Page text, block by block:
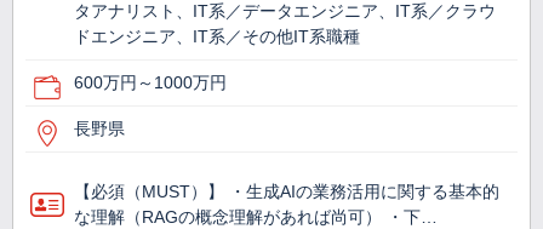
タアナリスト、IT系／データエンジニア、IT系／クラウ
ドエンジニア、IT系／その他IT系職種
600万円～1000万円
長野県
【必須（MUST）】 ・生成AIの業務活用に関する基本的
な理解（RAGの概念理解があれば尚可） ・下…